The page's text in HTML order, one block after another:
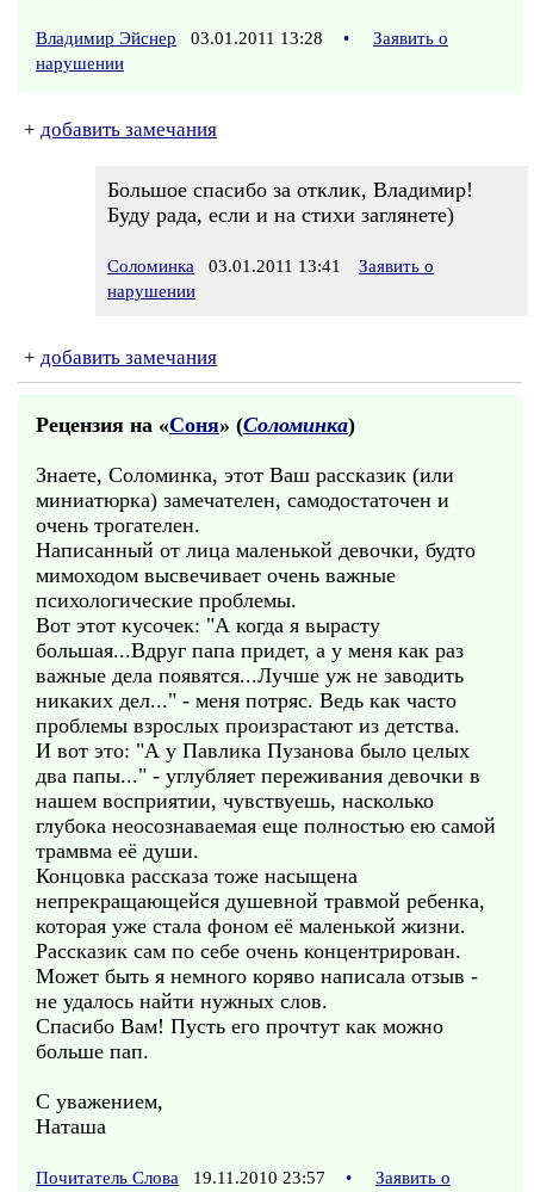
Владимир Эйснер 03.01.2011 13:28 •
Заявить о
нарушении
+ добавить замечания
Большое спасибо за отклик, Владимир!
Буду рада, если и на стихи заглянете)
Соломинка 03.01.2011 13:41
Заявить о
нарушении
+ добавить замечания
Рецензия на «Соня» (Соломинка)
Знаете, Соломинка, этот Ваш рассказик (или
миниатюрка) замечателен, самодостаточен и
очень трогателен.
Написанный от лица маленькой девочки, будто
мимоходом высвечивает очень важные
психологические проблемы.
Вот этот кусочек: "А когда я вырасту
большая...Вдруг папа придет, а у меня как раз
важные дела появятся...Лучше уж не заводить
никаких дел..." - меня потряс. Ведь как часто
проблемы взрослых произрастают из детства.
И вот это: "А у Павлика Пузанова было целых
два папы..." - углубляет переживания девочки в
нашем восприятии, чувствуешь, насколько
глубока неосознаваемая еще полностью ею самой
трамвма её души.
Концовка рассказа тоже насыщена
непрекращающейся душевной травмой ребенка,
которая уже стала фоном её маленькой жизни.
Рассказик сам по себе очень концентрирован.
Может быть я немного коряво написала отзыв -
не удалось найти нужных слов.
Спасибо Вам! Пусть его прочтут как можно
больше пап.
С уважением,
Наташа
Почитатель Слова 19.11.2010 23:57 •
Заявить о